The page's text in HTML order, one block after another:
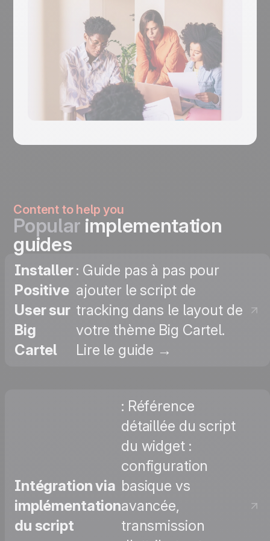
Content to help you
Popular implementation
guides
Installer
Positive
User sur
Big
Cartel
: Guide pas à pas pour
ajouter le script de
tracking dans le layout de
votre thème Big Cartel.
Lire le guide →
Intégration via
implémentation
du script
: Référence
détaillée du script
du widget :
configuration
basique vs
avancée,
transmission